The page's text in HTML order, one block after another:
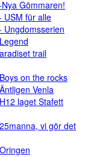
Gömmaren!
USM für alle
Ungdomsserien
trail
on the rocks
Venla
laget Stafett
vi gör det